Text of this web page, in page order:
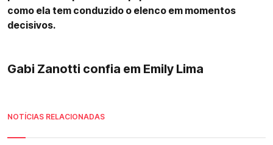
como ela tem conduzido o elenco em momentos
decisivos.
Gabi Zanotti confia em Emily Lima
NOTÍCIAS RELACIONADAS